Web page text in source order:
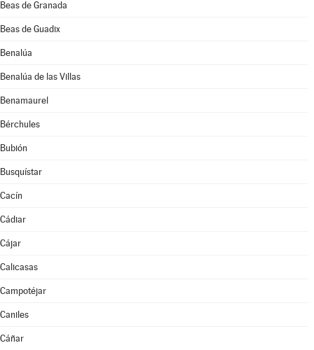
Beas de Granada
Beas de Guadix
Benalúa
Benalúa de las Villas
Benamaurel
Bérchules
Bubión
Busquístar
Cacín
Cádiar
Cájar
Calicasas
Campotéjar
Caniles
Cáñar